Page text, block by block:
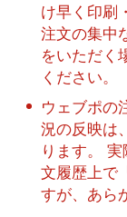
け早く印刷
注文の集中
をいただく
ください。
ウェブポの
況の反映は
ります。
文履歴上で
すが、あら